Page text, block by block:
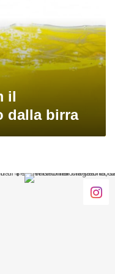
il
dalla birra